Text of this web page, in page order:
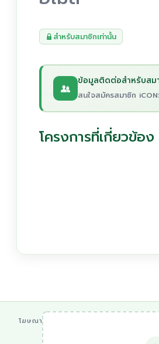
สำหรับสมาชิกเท่านั้น
ข้อมูลติดต่อสำหรับสม
สนใจสมัครสมาชิก
โครงการที่เกี่ยวข้อง
โฆษณา